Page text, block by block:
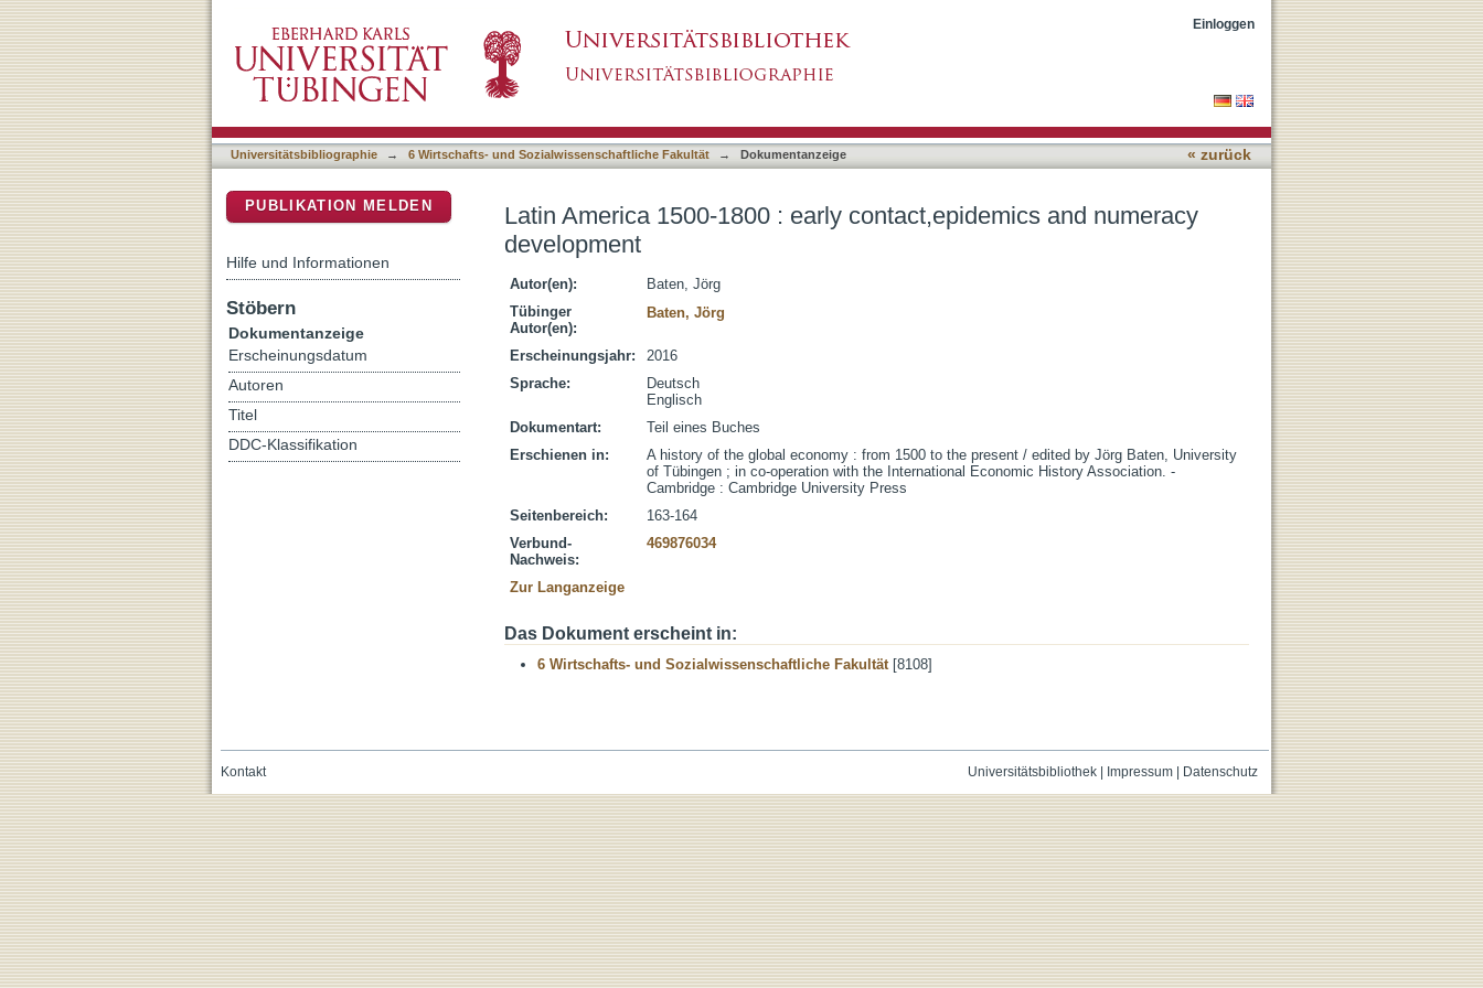
Einloggen
Universitätsbibliographie → 6 Wirtschafts- und Sozialwissenschaftliche Fakultät → Dokumentanzeige « zurück
Latin America 1500-1800 : early contact,epidemics and numeracy
development
Autor(en):
Baten, Jörg
Tübinger
Autor(en):
Baten, Jörg
Erscheinungsjahr:
2016
Sprache:
Deutsch
Englisch
Dokumentart:
Teil eines Buches
Erschienen in:
A history of the global economy : from 1500 to the present / edited by Jörg Baten, University
of Tübingen ; in co-operation with the International Economic History Association. -
Cambridge : Cambridge University Press
Seitenbereich:
163-164
Verbund-
Nachweis:
469876034
Zur Langanzeige
Das Dokument erscheint in:
6 Wirtschafts- und Sozialwissenschaftliche Fakultät[8108]
PUBLIKATION MELDEN
Hilfe und Informationen
Stöbern
Dokumentanzeige
Erscheinungsdatum
Autoren
Titel
DDC-Klassifikation
Universitätsbibliothek| Impressum| Datenschutz
Kontakt